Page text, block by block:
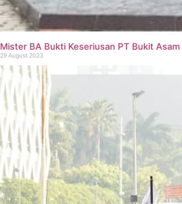
Mister BA Bukti Keseriusan PT Bukit
29 August 2023